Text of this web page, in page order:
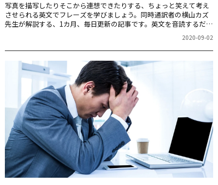
写真を描写したりそこから連想できたりする、ちょっと笑えて考え
させられる英文でフレーズを学びましょう。同時通訳者の横山カズ
先生が解説する、1カ月、毎日更新の記事です。英文を音読するだけ
でも、スピーキング力が上がりますよ！第2回のお題は「インスタン
2020-09-02